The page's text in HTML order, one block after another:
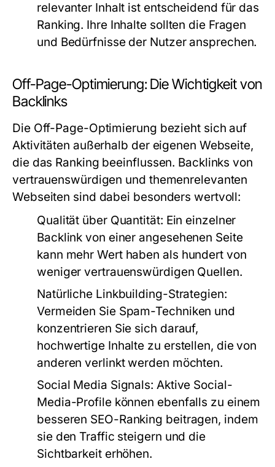
relevanter Inhalt ist entscheidend für das
Ranking. Ihre Inhalte sollten die Fragen
und Bedürfnisse der Nutzer ansprechen.
Off-Page-Optimierung: Die Wichtigkeit von
Backlinks
Die Off-Page-Optimierung bezieht sich auf
Aktivitäten außerhalb der eigenen Webseite,
die das Ranking beeinflussen. Backlinks von
vertrauenswürdigen und themenrelevanten
Webseiten sind dabei besonders wertvoll:
Qualität über Quantität: Ein einzelner
Backlink von einer angesehenen Seite
kann mehr Wert haben als hundert von
weniger vertrauenswürdigen Quellen.
Natürliche Linkbuilding-Strategien:
Vermeiden Sie Spam-Techniken und
konzentrieren Sie sich darauf,
hochwertige Inhalte zu erstellen, die von
anderen verlinkt werden möchten.
Social Media Signals: Aktive Social-
Media-Profile können ebenfalls zu einem
besseren SEO-Ranking beitragen, indem
sie den Traffic steigern und die
Sichtbarkeit erhöhen.